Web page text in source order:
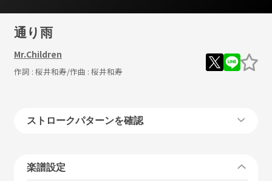
通り雨
Mr.Children
作詞 : 桜井和寿/作曲 : 桜井和寿
ストロークパターンを確認
楽譜設定